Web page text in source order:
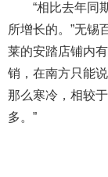
“相比去年同期
所增长的。”无锡
莱的安踏店铺内
销，在南方只能
那么寒冷，相较
多。”